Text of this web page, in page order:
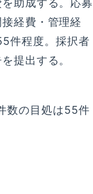
助成する。応募
経費・管理経
件程度。採択者
提出する。
数の目処は55件